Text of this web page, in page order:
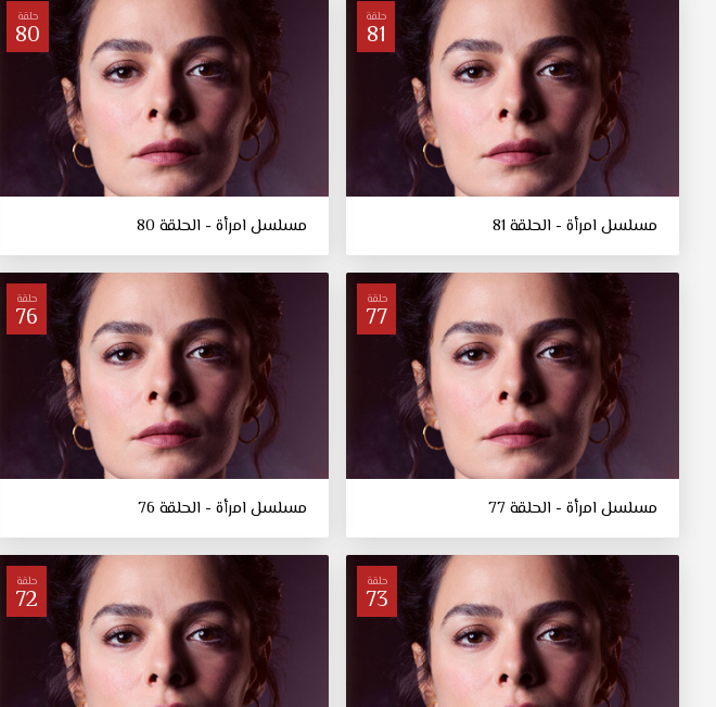
حلقة
81
مسلسل امرأة - الحلقة 81
حلقة
80
مسلسل امرأة - الحلقة 80
حلقة
77
مسلسل امرأة - الحلقة 77
حلقة
76
مسلسل امرأة - الحلقة 76
حلقة
73
حلقة
72